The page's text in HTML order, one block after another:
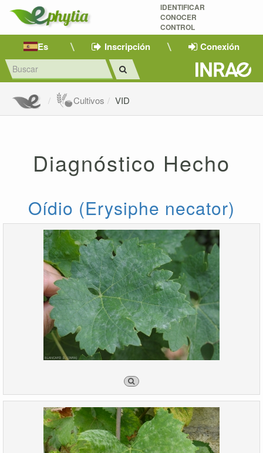
IDENTIFICAR
CONOCER
CONTROL
Es Inscripción Conexión
Cultivos VID
Diagnóstico Hecho
Oídio (Erysiphe necator)